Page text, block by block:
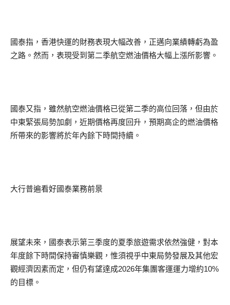
國泰指，香港快運的財務表現大幅改善，正邁向業績轉虧為盈
之路。然而，表現受到第二季航空燃油價格大幅上漲所影響。
國泰又指，雖然航空燃油價格已從第二季的高位回落，但由於
中東緊張局勢加劇，近期價格再度回升，預期高企的燃油價格
所帶來的影響將於年內餘下時間持續。
大行普遍看好國泰業務前景
展望未來，國泰表示第三季度的夏季旅遊需求依然強健，對本
年度餘下時間保持審慎樂觀，惟須視乎中東局勢發展及其他宏
觀經濟因素而定，但仍有望達成2026年集團客運運力增約10%
的目標。